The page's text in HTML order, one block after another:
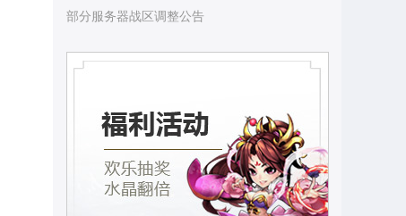
部分服务器战区调整公告